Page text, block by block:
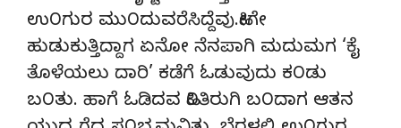
ಉ೦ಗುರ ಮು೦ದುವರೆಸಿದ್ದೆವು.ಹೀಗೇ
ಹುಡುಕುತ್ತಿದ್ದಾಗ ಏನೋ ನೆನಪಾಗಿ ಮದುಮಗ ‘ಕೈ
ತೊಳೆಯಲು ದಾರಿ’ ಕಡೆಗೆ ಓಡುವುದು ಕ೦ಡು
ಬ೦ತು. ಹಾಗೆ ಓಡಿದವ ಹಿ೦ತಿರುಗಿ ಬ೦ದಾಗ ಆತನ